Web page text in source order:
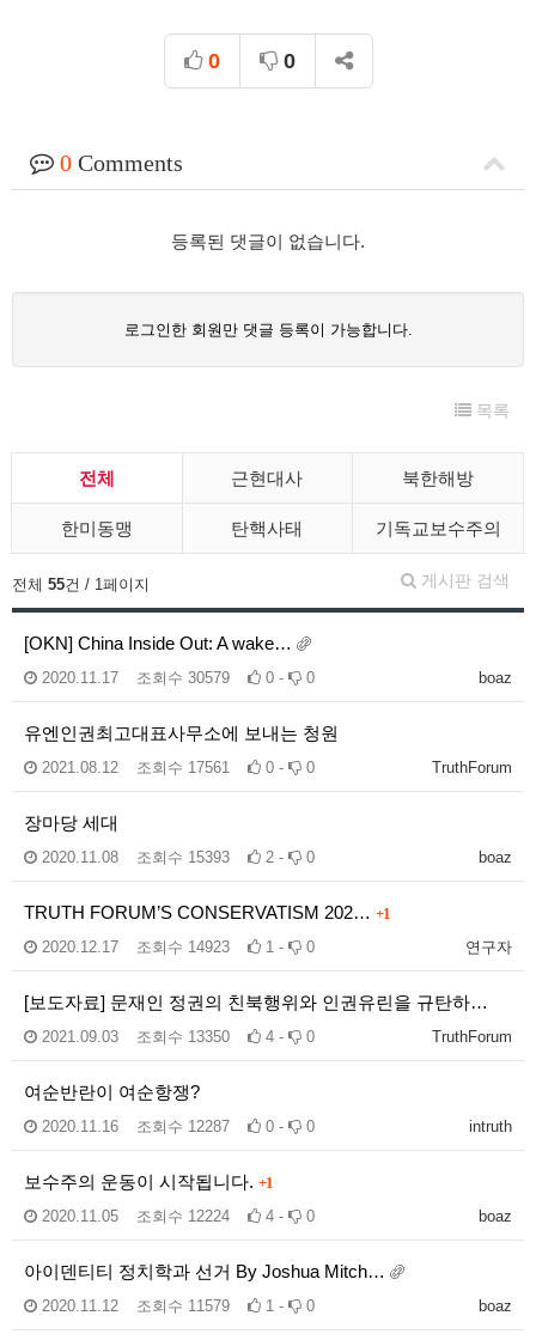
0 0
0 Comments
등록된 댓글이 없습니다.
로그인한 회원만 댓글 등록이 가능합니다.
목록
전체 근현대사 북한해방
한미동맹 탄핵사태 기독교보수주의
게시판 검색
전체 55건 / 1페이지
[OKN] China Inside Out: A wake…
boaz
2020.11.17 조회수 30579 0 - 0
유엔인권최고대표사무소에 보내는 청원
TruthForum
2021.08.12 조회수 17561 0 - 0
장마당 세대
boaz
2020.11.08 조회수 15393 2 - 0
TRUTH FORUM’S CONSERVATISM 202… +1
연구자
2020.12.17 조회수 14923 1 - 0
[보도자료] 문재인 정권의 친북행위와 인권유린을 규탄하…
TruthForum
2021.09.03 조회수 13350 4 - 0
여순반란이 여순항쟁?
intruth
2020.11.16 조회수 12287 0 - 0
보수주의 운동이 시작됩니다. +1
boaz
2020.11.05 조회수 12224 4 - 0
아이덴티티 정치학과 선거 By Joshua Mitch…
boaz
2020.11.12 조회수 11579 1 - 0